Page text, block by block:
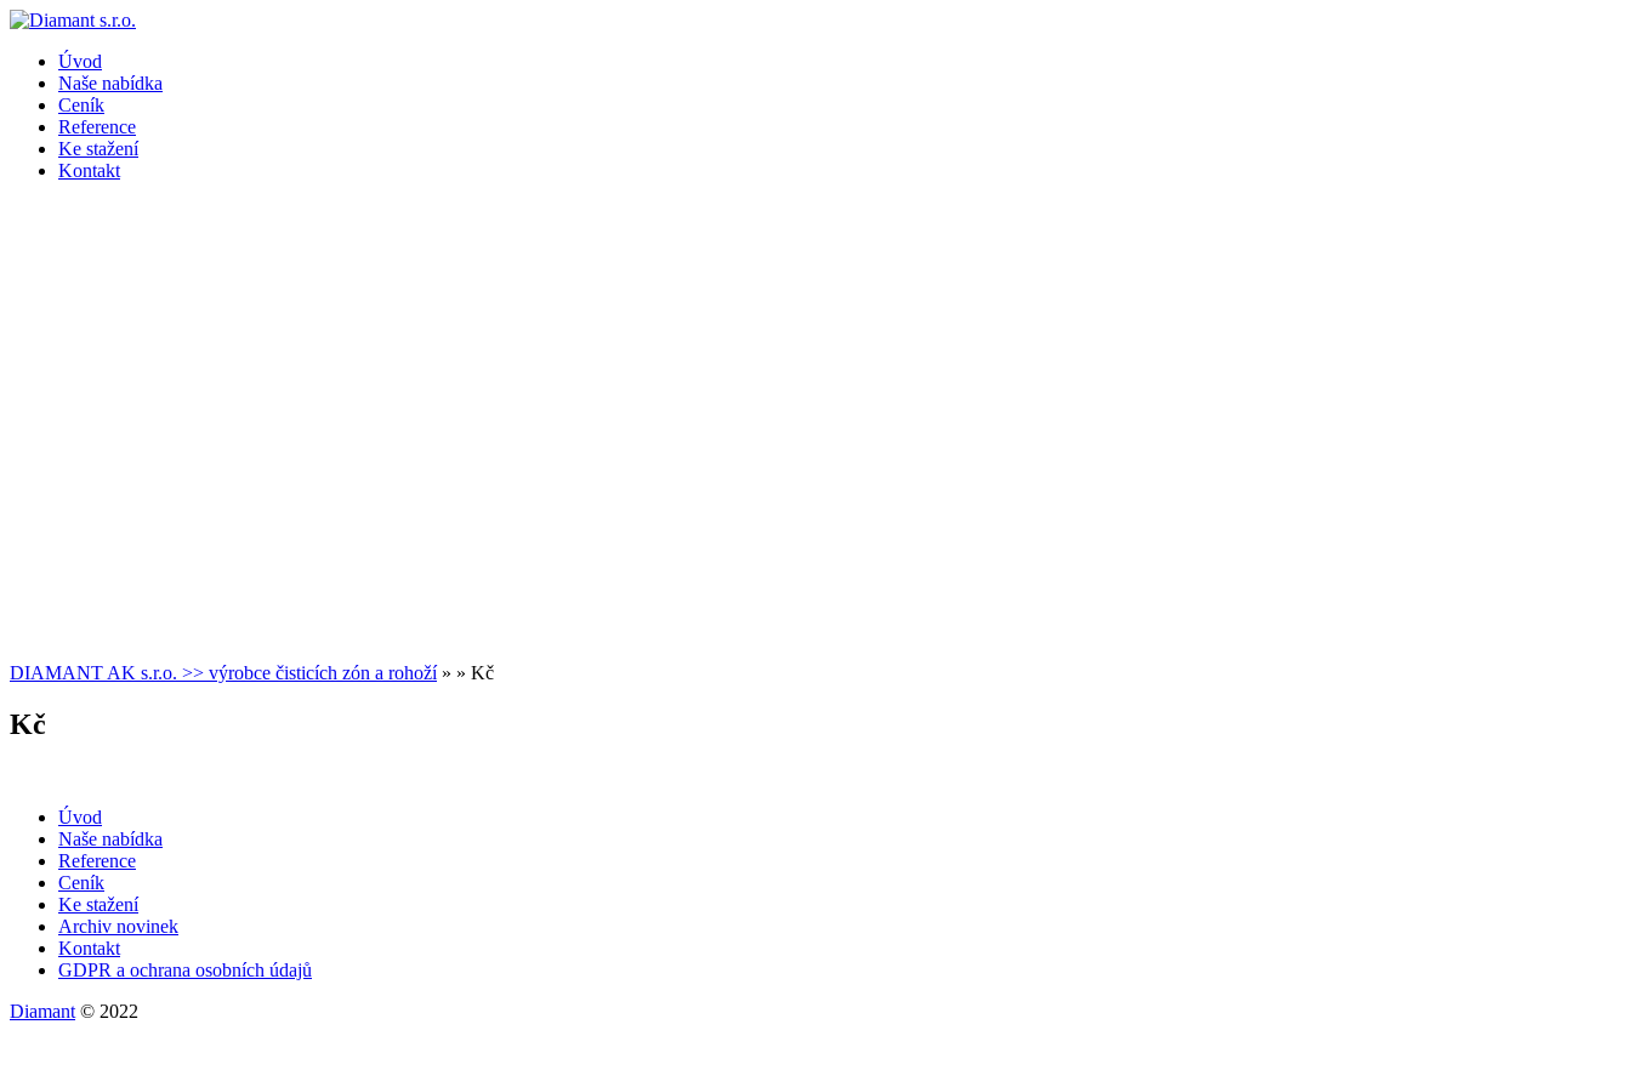
Úvod
Naše nabídka
Ceník
Reference
Ke stažení
Kontakt
DIAMANT AK s.r.o. >> výrobce čisticích zón a rohoží» » Kč
Kč
Úvod
Naše nabídka
Reference
Ceník
Ke stažení
Archiv novinek
Kontakt
GDPR a ochrana osobních údajů
Diamant © 2022